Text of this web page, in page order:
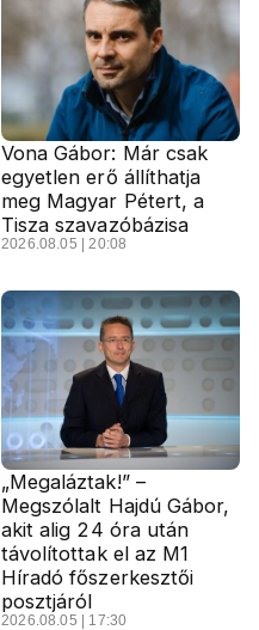
Vona Gábor: Már csak
egyetlen erő állíthatja
meg Magyar Pétert, a
Tisza szavazóbázisa
2026.08.05 | 20:08
„Megaláztak!” –
Megszólalt Hajdú Gábor,
akit alig 24 óra után
távolítottak el az M1
Híradó főszerkesztői
posztjáról
2026.08.05 | 17:30